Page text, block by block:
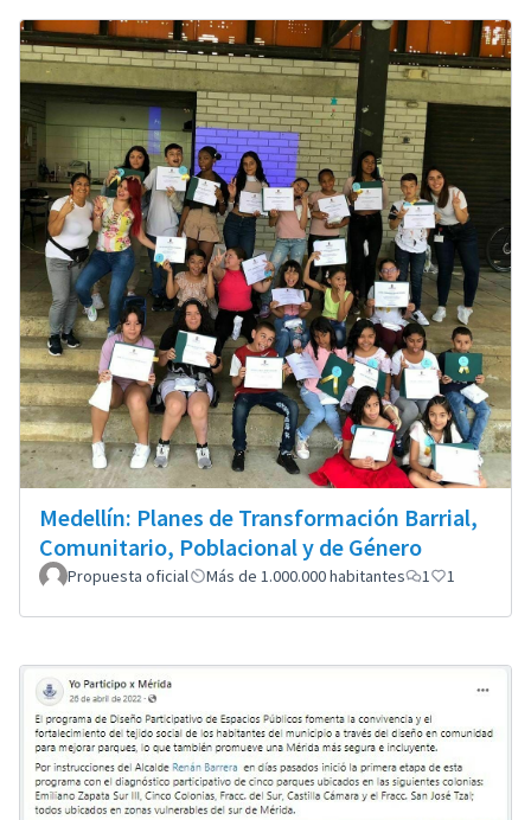
Medellín: Planes de Transformación Barrial,
Comunitario, Poblacional y de Género
Propuesta oficial Más de 1.000.000 habitantes 1 1